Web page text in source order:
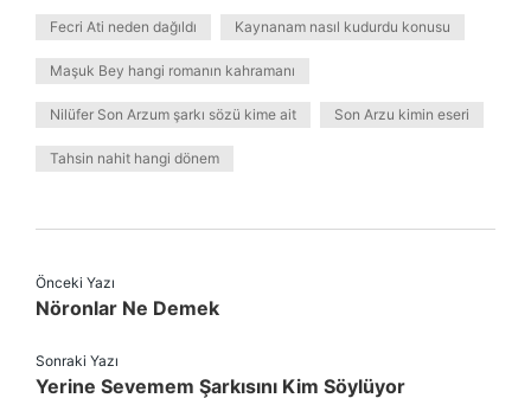
Fecri Ati neden dağıldı Kaynanam nasıl kudurdu konusu
Maşuk Bey hangi romanın kahramanı
Nilüfer Son Arzum şarkı sözü kime ait Son Arzu kimin eseri
Tahsin nahit hangi dönem
Önceki Yazı
Nöronlar Ne Demek
Sonraki Yazı
Yerine Sevemem Şarkısını Kim Söylüyor